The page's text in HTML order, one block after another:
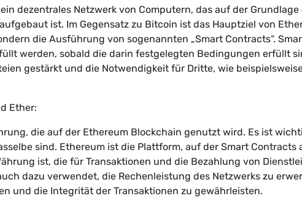
dezentrales Netzwerk von Computern, das auf der
ist. Im Gegensatz zu Bitcoin ist das Hauptziel von
die Ausführung von sogenannten „Smart Contracts“.
werden, sobald die darin festgelegten Bedingungen erfüllt
gestärkt und die Notwendigkeit für Dritte, wie
Ether:
die auf der Ethereum Blockchain genutzt wird. Es ist
sind. Ethereum ist die Plattform, auf der Smart Contracts
ist, die für Transaktionen und die Bezahlung von
dazu verwendet, die Rechenleistung des Netzwerks zu
und die Integrität der Transaktionen zu gewährleisten.